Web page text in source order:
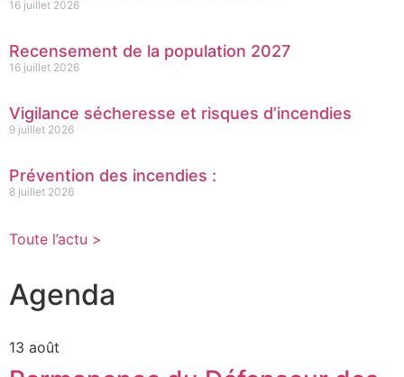
16 juillet 2026
Recensement de la population 2027
16 juillet 2026
Vigilance sécheresse et risques d’incendies
9 juillet 2026
Prévention des incendies :
8 juillet 2026
Toute l’actu >
Agenda
13 août